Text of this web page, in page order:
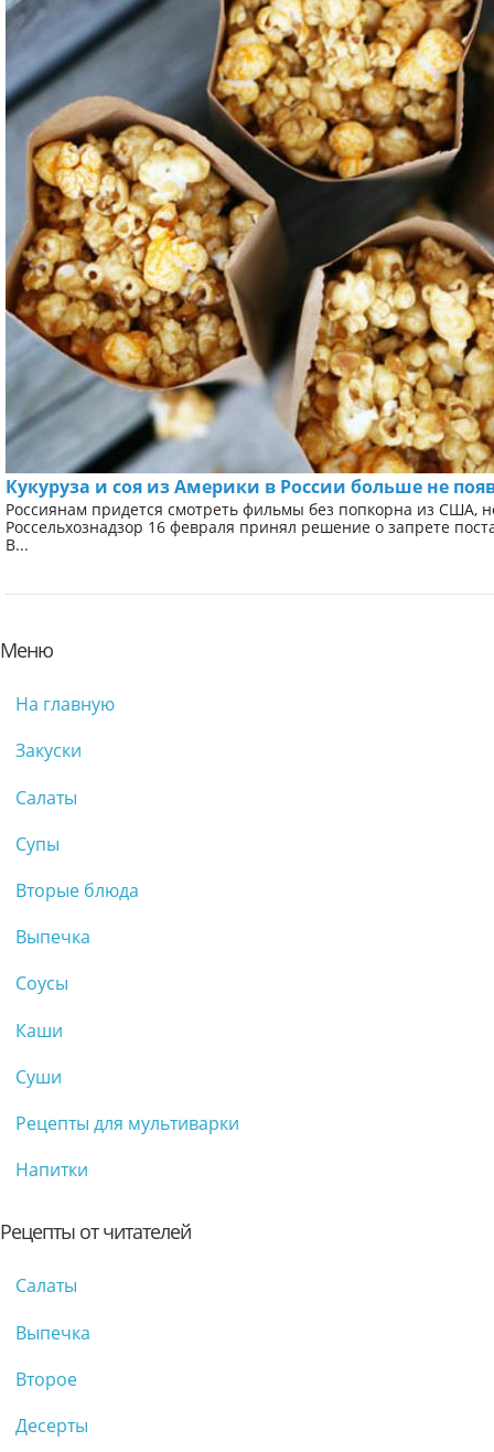
Кукуруза и соя из Америки в России больше не
Россиянам придется смотреть фильмы без попкорна из
Россельхознадзор 16 февраля принял решение о запрете
В...
Меню
На главную
Закуски
Салаты
Супы
Вторые блюда
Выпечка
Соусы
Каши
Суши
Рецепты для мультиварки
Напитки
Рецепты от читателей
Салаты
Выпечка
Второе
Десерты